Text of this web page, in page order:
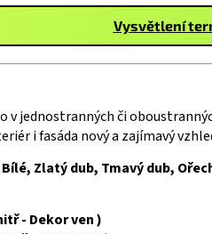
Vysvětlení
v jednostranných či
i fasáda nový a zajímavý
Zlatý dub, Tmavý dub,
- Dekor ven )